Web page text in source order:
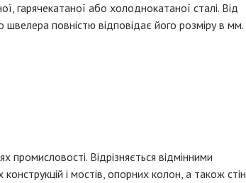
гарячекатаної або холоднокатаної сталі. Від
швелера повністю відповідає його розміру в мм.
промисловості. Відрізняється відмінними
і мостів, опорних колон, а також стін